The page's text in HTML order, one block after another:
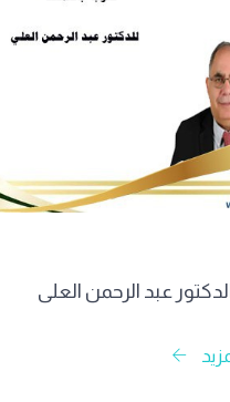
عبد الرحمن العلي